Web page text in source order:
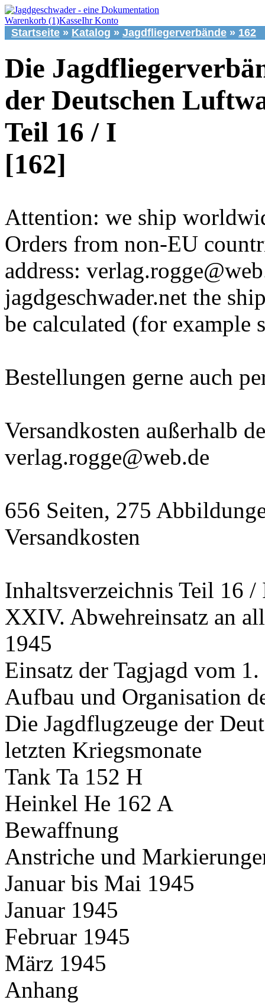
Warenkorb (1)KasseIhr Konto
Startseite » Katalog » Jagdfliegerverbände » 162
Die
der Deutschen
Teil 16 / I
[162]
Attention: we ship
Orders from non-EU
address:
jagdgeschwader.net the
be calculated (for example
Bestellungen gerne auch
Versandkosten außerhalb
verlag.rogge@web.de
656 Seiten, 275
Versandkosten
Inhaltsverzeichnis Teil 16 /
XXIV. Abwehreinsatz an
1945
Einsatz der Tagjagd vom
Aufbau und Organisation
Die Jagdflugzeuge der
letzten Kriegsmonate
Tank Ta 152 H
Heinkel He 162 A
Bewaffnung
Anstriche und
Januar bis Mai 1945
Januar 1945
Februar 1945
März 1945
Anhang